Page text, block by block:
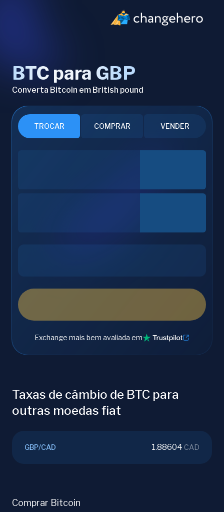
BTC para GBP
Converta Bitcoin em British pound
TROCAR COMPRAR VENDER
Exchange mais bem avaliada em
Taxas de câmbio de BTC para
outras moedas fiat
GBP/CAD 1.88604 CAD
Comprar Bitcoin